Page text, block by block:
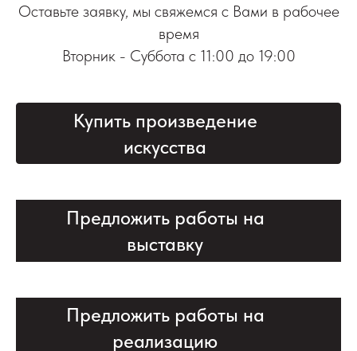
Оставьте заявку, мы свяжемся с Вами в рабочее
время
Вторник - Суббота с 11:00 до 19:00
Купить произведение
искусства
Предложить работы на
выставку
Предложить работы на
реализацию